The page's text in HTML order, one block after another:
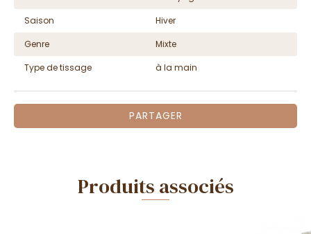
Saison
Hiver
Genre
Mixte
Type de tissage
à la main
PARTAGER
Produits associés